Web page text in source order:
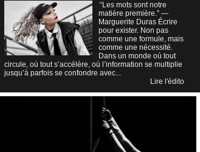
“Les mots sont notre
matière première.” —
Marguerite Duras Écrire
pour exister. Non pas
comme une formule, mais
comme une nécessité.
Dans un monde où tout
circule, où tout s’accélère, où l’information se multiplie
jusqu’à parfois se confondre avec...
Lire l'édito